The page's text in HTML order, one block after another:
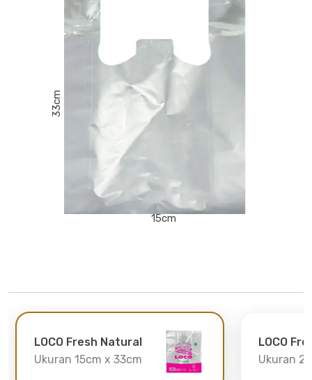
15cm
33cm
LOCO Fresh Natural
Ukuran 15cm x 33cm
LOCO
Ukuran